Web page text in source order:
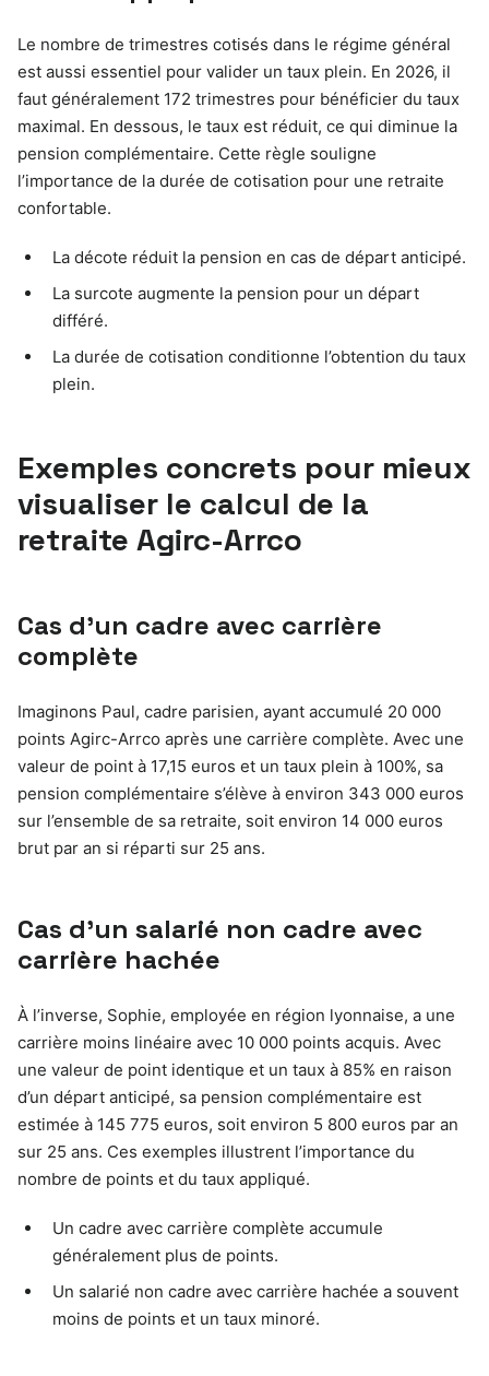
Le nombre de trimestres cotisés dans le régime général
est aussi essentiel pour valider un taux plein. En 2026, il
faut généralement 172 trimestres pour bénéficier du taux
maximal. En dessous, le taux est réduit, ce qui diminue la
pension complémentaire. Cette règle souligne
l’importance de la durée de cotisation pour une retraite
confortable.
La décote réduit la pension en cas de départ anticipé.
La surcote augmente la pension pour un départ
différé.
La durée de cotisation conditionne l’obtention du taux
plein.
Exemples concrets pour mieux
visualiser le calcul de la
retraite Agirc-Arrco
Cas d’un cadre avec carrière
complète
Imaginons Paul, cadre parisien, ayant accumulé 20 000
points Agirc-Arrco après une carrière complète. Avec une
valeur de point à 17,15 euros et un taux plein à 100%, sa
pension complémentaire s’élève à environ 343 000 euros
sur l’ensemble de sa retraite, soit environ 14 000 euros
brut par an si réparti sur 25 ans.
Cas d’un salarié non cadre avec
carrière hachée
À l’inverse, Sophie, employée en région lyonnaise, a une
carrière moins linéaire avec 10 000 points acquis. Avec
une valeur de point identique et un taux à 85% en raison
d’un départ anticipé, sa pension complémentaire est
estimée à 145 775 euros, soit environ 5 800 euros par an
sur 25 ans. Ces exemples illustrent l’importance du
nombre de points et du taux appliqué.
Un cadre avec carrière complète accumule
généralement plus de points.
Un salarié non cadre avec carrière hachée a souvent
moins de points et un taux minoré.